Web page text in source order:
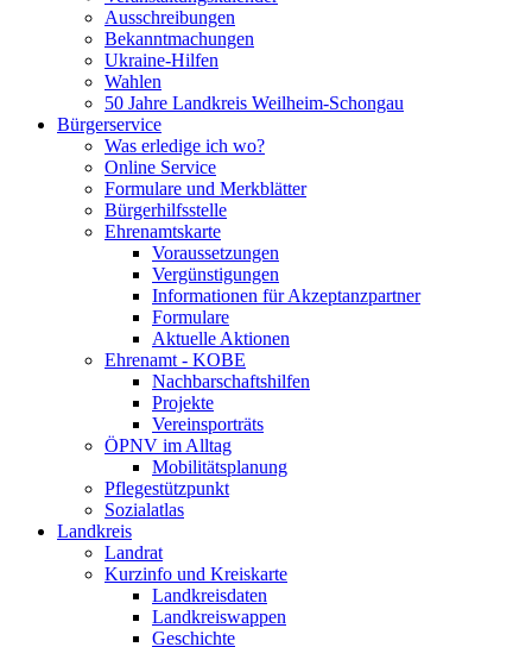
Ausschreibungen
Bekanntmachungen
Ukraine-Hilfen
Wahlen
50 Jahre Landkreis Weilheim-Schongau
Bürgerservice
Was erledige ich wo?
Online Service
Formulare und Merkblätter
Bürgerhilfsstelle
Ehrenamtskarte
Voraussetzungen
Vergünstigungen
Informationen für Akzeptanzpartner
Formulare
Aktuelle Aktionen
Ehrenamt - KOBE
Nachbarschaftshilfen
Projekte
Vereinsporträts
ÖPNV im Alltag
Mobilitätsplanung
Pflegestützpunkt
Sozialatlas
Landkreis
Landrat
Kurzinfo und Kreiskarte
Landkreisdaten
Landkreiswappen
Geschichte